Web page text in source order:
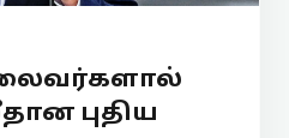
புதிய